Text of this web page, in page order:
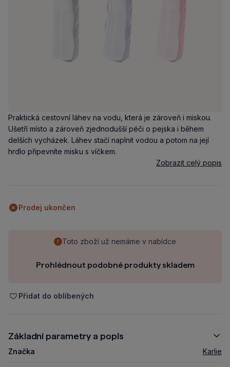
Praktická cestovní láhev na vodu, která je zároveň i miskou.
Ušetří místo a zároveň zjednodušší péči o pejska i během
delších vycházek. Láhev stačí naplnit vodou a potom na její
hrdlo připevníte misku s víčkem.
Zobrazit celý popis
Prodej ukončen
Toto zboží už nemáme v nabídce
Prohlédnout podobné produkty skladem
Přidat do oblíbených
Základní parametry a popis
Značka Karlie